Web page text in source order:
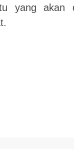
yang akan